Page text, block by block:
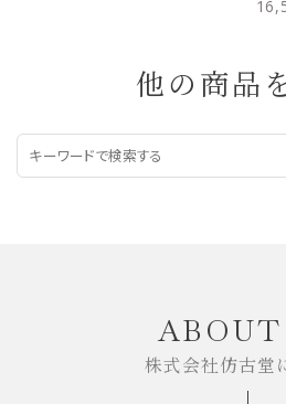
他の商品
ABOUT
株式会社仿古堂